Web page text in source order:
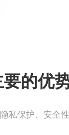
的优
私保护、安全